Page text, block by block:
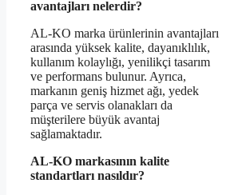
avantajları nelerdir?
AL-KO marka ürünlerinin avantajları
arasında yüksek kalite, dayanıklılık,
kullanım kolaylığı, yenilikçi tasarım
ve performans bulunur. Ayrıca,
markanın geniş hizmet ağı, yedek
parça ve servis olanakları da
müşterilere büyük avantaj
sağlamaktadır.
AL-KO markasının kalite
standartları nasıldır?